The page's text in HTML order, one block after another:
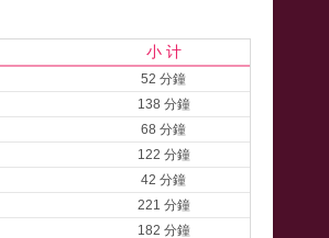
小 计
52 分鐘
138 分鐘
68 分鐘
122 分鐘
42 分鐘
221 分鐘
182 分鐘